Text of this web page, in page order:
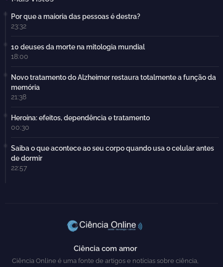
Por que a maioria das pessoas é destra?
23:32
10 deuses da morte na mitologia mundial
18:00
Novo tratamento do Alzheimer restaura totalmente a função da
memória
21:38
Heroína: efeitos, dependência e tratamento
00:30
Saiba o que acontece ao seu corpo quando usa o celular antes
de dormir
22:57
Ciência com amor
Ciência Online é uma fonte de artigos e notícias sobre ciência,